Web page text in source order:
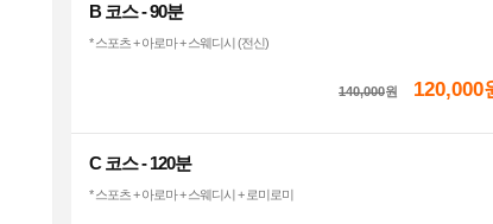
B 코스 - 90분
* 스포츠 + 아로마 + 스웨디시 (전신)
140,000원 120,000
C 코스 - 120분
* 스포츠 + 아로마 + 스웨디시 + 로미로미